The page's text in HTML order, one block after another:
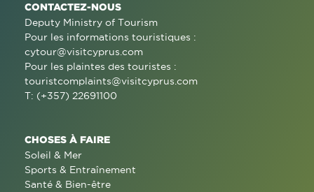
CONTACTEZ-NOUS
Deputy Ministry of Tourism
Pour les informations touristiques :
cytour@visitcyprus.com
Pour les plaintes des touristes :
touristcomplaints@visitcyprus.com
T: (+357) 22691100
CHOSES À FAIRE
Soleil & Mer
Sports & Entraînement
Santé & Bien-être